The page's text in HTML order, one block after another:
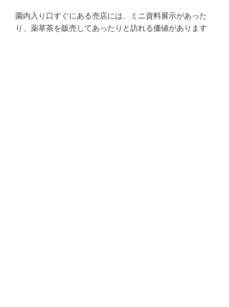
園内入り口すぐにある売店には、ミニ資料展示があった
り、薬草茶を販売してあったりと訪れる価値があります